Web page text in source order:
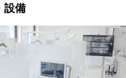
設備